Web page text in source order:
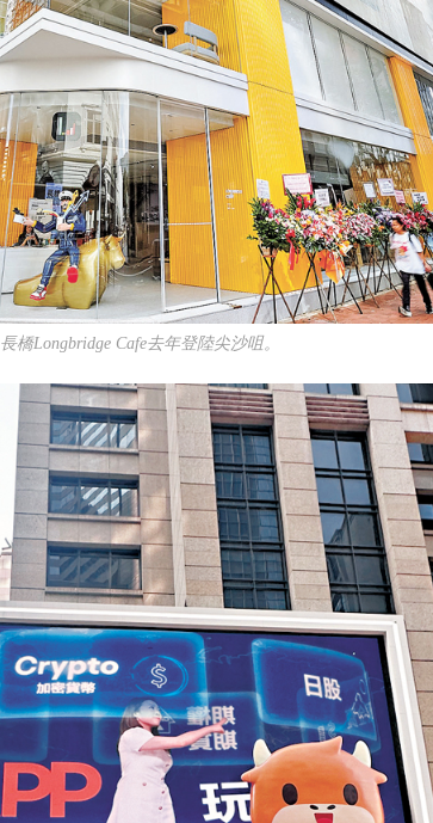
長橋Longbridge Cafe去年登陸尖沙咀。